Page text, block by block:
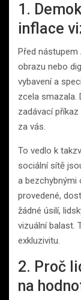
1.
inflace
Před nástupem
obrazu nebo
vybavení a
zcela smazala.
zadávací
za vás.
To vedlo k
sociální sítě
a bezchybnými
provedené,
žádné úsilí,
vizuální balast.
exkluzivitu.
2. Proč
na